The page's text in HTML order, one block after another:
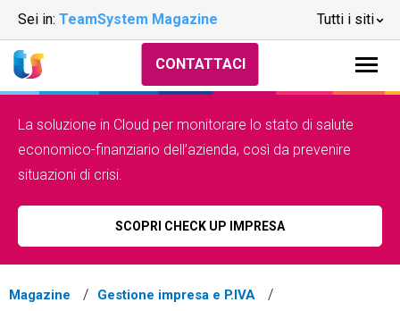
Sei in: TeamSystem Magazine Tutti i siti
CONTATTACI
La soluzione in Cloud per monitorare lo stato di salute
economico-finanziario dell’azienda, così da prevenire
situazioni di crisi.
SCOPRI CHECK UP IMPRESA
Magazine
Gestione impresa e P.IVA